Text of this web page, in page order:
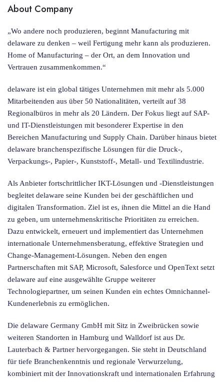
About Company
„Wo andere noch produzieren, beginnt Manufacturing mit
delaware zu denken – weil Fertigung mehr kann als produzieren.
Home of Manufacturing – der Ort, an dem Innovation und
Vertrauen zusammenkommen.“
delaware ist ein global tätiges Unternehmen mit mehr als 5.000
Mitarbeitenden aus über 50 Nationalitäten, verteilt auf 38
Regionalbüros in mehr als 20 Ländern. Der Fokus liegt auf SAP-
und IT-Dienstleistungen mit besonderer Expertise in den
Bereichen Manufacturing und Supply Chain. Darüber hinaus bietet
delaware branchenspezifische Lösungen für die Druck-,
Verpackungs-, Papier-, Kunststoff-, Metall- und Textilindustrie.
Als Anbieter fortschrittlicher IKT-Lösungen und -Dienstleistungen
begleitet delaware seine Kunden bei der geschäftlichen und
digitalen Transformation. Ziel ist es, ihnen die Mittel an die Hand
zu geben, um unternehmenskritische Prioritäten zu erreichen.
Dazu entwickelt, erneuert und implementiert das Unternehmen
internationale Unternehmensberatung, effektive Strategien und
Change-Management-Lösungen. Neben den engen
Partnerschaften mit SAP, Microsoft, Salesforce und OpenText setzt
delaware auf eine ausgewählte Gruppe weiterer
Technologiepartner, um seinen Kunden ein echtes Omnichannel-
Kundenerlebnis zu ermöglichen.
Die delaware Germany GmbH mit Sitz in Zweibrücken sowie
weiteren Standorten in Hamburg und Walldorf ist aus Dr.
Lauterbach & Partner hervorgegangen. Sie steht in Deutschland
für tiefe Branchenkenntnis und regionale Verwurzelung,
kombiniert mit der Innovationskraft und internationalen Erfahrung